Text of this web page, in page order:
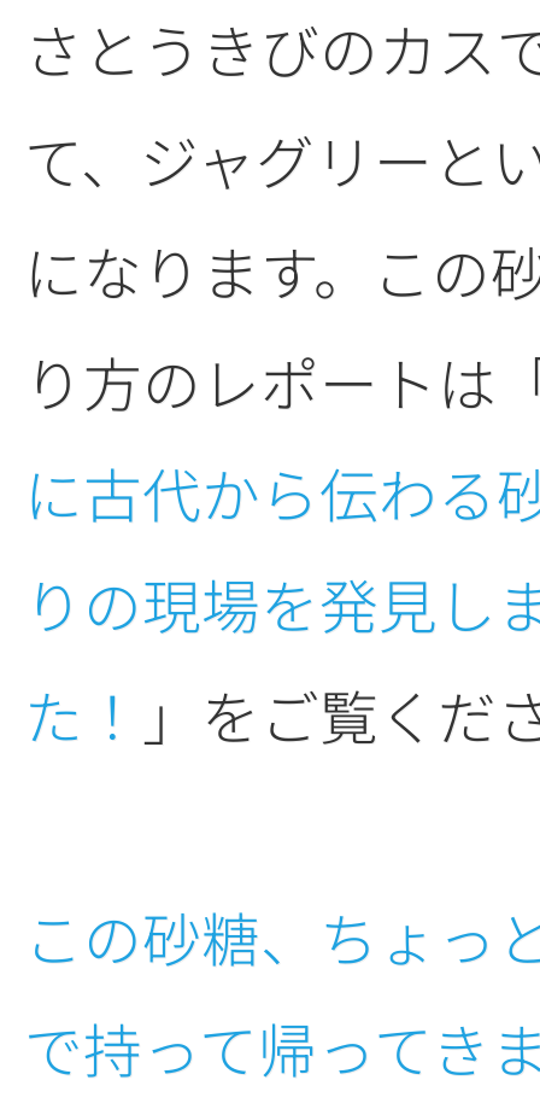
さとうきびのカス
て、ジャグリーと
になります。この
り方のレポートは
に古代から伝わる
りの現場を発見し
た！ 」をご覧くだ
この砂糖、ちょっ
で持って帰ってき